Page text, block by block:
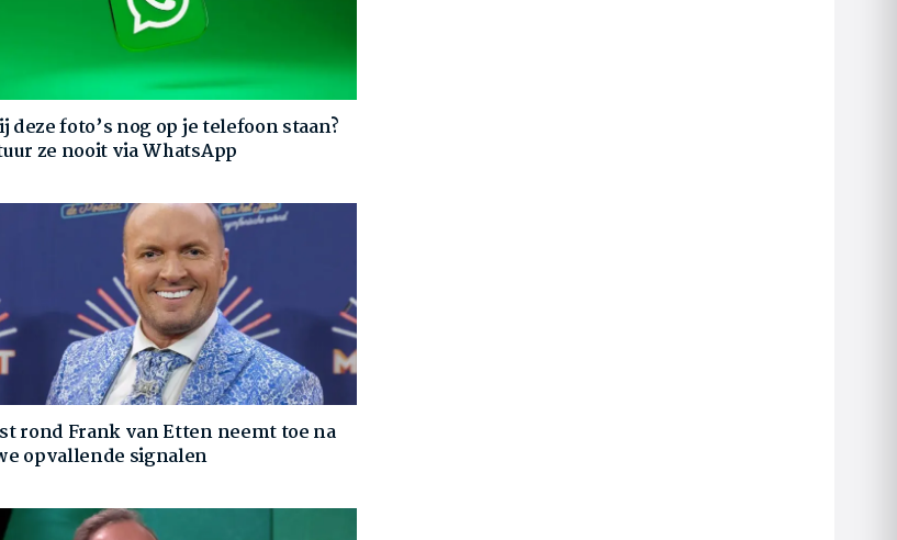
deze foto’s nog op je telefoon staan?
ze nooit via WhatsApp
rond Frank van Etten neemt toe na
opvallende signalen